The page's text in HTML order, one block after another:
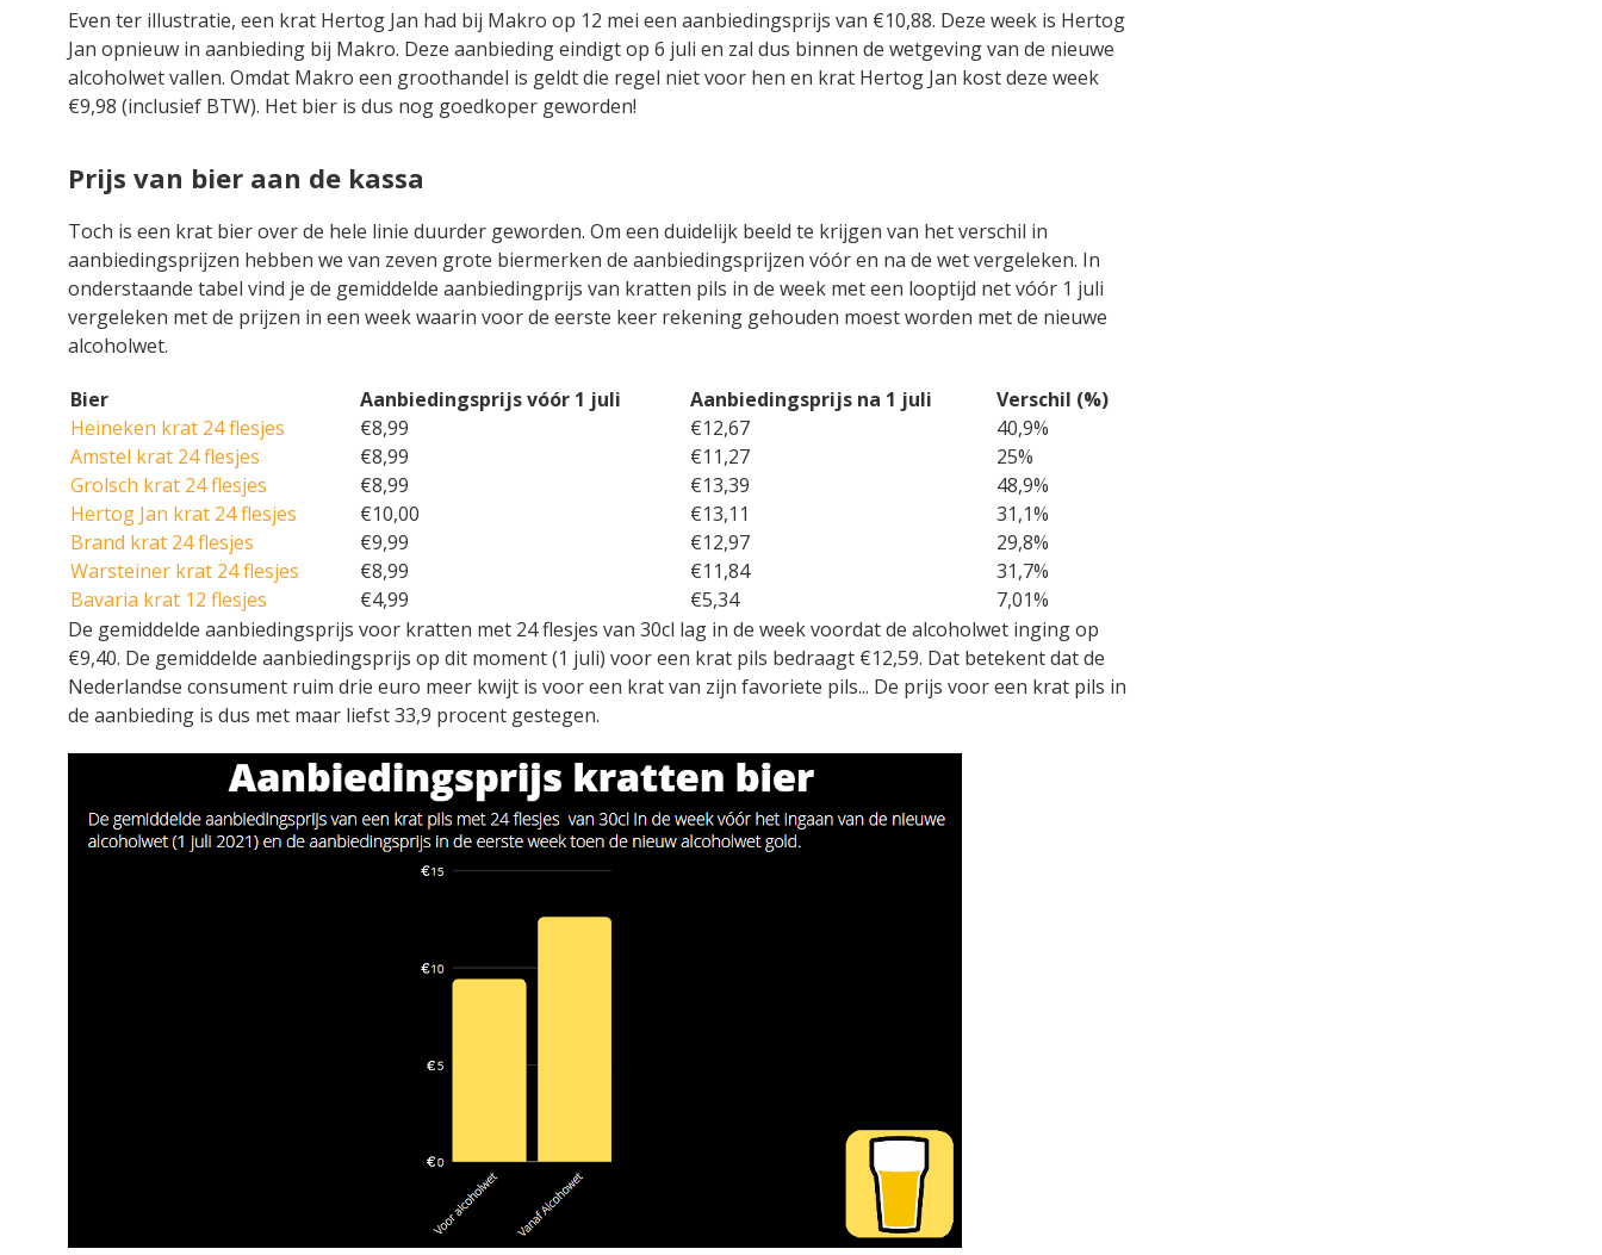
Even ter illustratie, een krat Hertog Jan had bij Makro op 12 mei een aanbiedingsprijs van €10,88. Deze week is Hertog
Jan opnieuw in aanbieding bij Makro. Deze aanbieding eindigt op 6 juli en zal dus binnen de wetgeving van de nieuwe
alcoholwet vallen. Omdat Makro een groothandel is geldt die regel niet voor hen en krat Hertog Jan kost deze week
€9,98 (inclusief BTW). Het bier is dus nog goedkoper geworden!
Prijs van bier aan de kassa
Toch is een krat bier over de hele linie duurder geworden. Om een duidelijk beeld te krijgen van het verschil in
aanbiedingsprijzen hebben we van zeven grote biermerken de aanbiedingsprijzen vóór en na de wet vergeleken. In
onderstaande tabel vind je de gemiddelde aanbiedingprijs van kratten pils in de week met een looptijd net vóór 1 juli
vergeleken met de prijzen in een week waarin voor de eerste keer rekening gehouden moest worden met de nieuwe
alcoholwet.
Bier Aanbiedingsprijs vóór 1 juli Aanbiedingsprijs na 1 juli
Verschil (%)
Heineken krat 24 flesjes
€8,99 €12,67
40,9%
Amstel krat 24 flesjes
€8,99 €11,27
25%
Grolsch krat 24 flesjes
€8,99 €13,39
48,9%
Hertog Jan krat 24 flesjes
€10,00 €13,11
31,1%
Brand krat 24 flesjes
€9,99 €12,97
29,8%
Warsteiner krat 24 flesjes
€8,99 €11,84
31,7%
Bavaria krat 12 flesjes
€4,99 €5,34
7,01%
De gemiddelde aanbiedingsprijs voor kratten met 24 flesjes van 30cl lag in de week voordat de alcoholwet inging op
€9,40. De gemiddelde aanbiedingsprijs op dit moment (1 juli) voor een krat pils bedraagt €12,59. Dat betekent dat de
Nederlandse consument ruim drie euro meer kwijt is voor een krat van zijn favoriete pils... De prijs voor een krat pils in
de aanbieding is dus met maar liefst 33,9 procent gestegen.